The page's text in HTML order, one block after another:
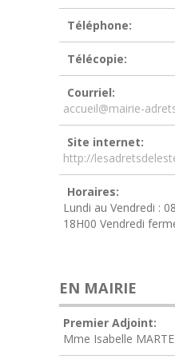
Téléphone:
Télécopie:
Courriel:
accueil@mairie-
Site internet:
http://
Horaires:
Lundi au Vendredi :
18H00 Vendredi
EN MAIRIE
Premier Adjoint:
Mme Isabelle